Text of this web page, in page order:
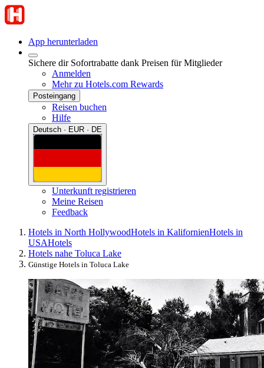
App herunterladen
Sichere dir Sofortrabatte dank Preisen für Mitglieder
Anmelden
Mehr zu Hotels.com Rewards
Posteingang
Reisen buchen
Hilfe
Deutsch · EUR · DE
Unterkunft registrieren
Meine Reisen
Feedback
Hotels in North HollywoodHotels in KalifornienHotels in
USAHotels
Hotels nahe Toluca Lake
Günstige Hotels in Toluca Lake